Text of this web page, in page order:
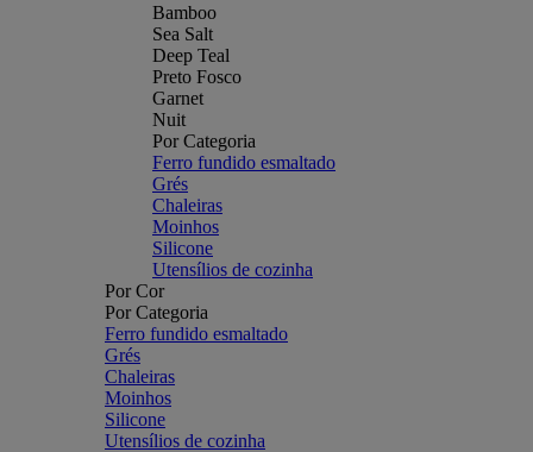
Bamboo
Sea Salt
Deep Teal
Preto Fosco
Garnet
Nuit
Por Categoria
Ferro fundido esmaltado
Grés
Chaleiras
Moinhos
Silicone
Utensílios de cozinha
Por Cor
Por Categoria
Ferro fundido esmaltado
Grés
Chaleiras
Moinhos
Silicone
Utensílios de cozinha